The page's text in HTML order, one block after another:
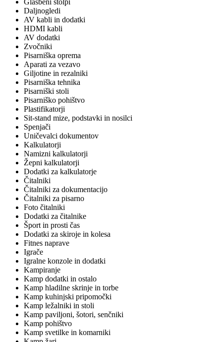
Glasbeni stolpi
Daljnogledi
AV kabli in dodatki
HDMI kabli
AV dodatki
Zvočniki
Pisarniška oprema
Aparati za vezavo
Giljotine in rezalniki
Pisarniška tehnika
Pisarniški stoli
Pisarniško pohištvo
Plastifikatorji
Sit-stand mize, podstavki in nosilci
Spenjači
Uničevalci dokumentov
Kalkulatorji
Namizni kalkulatorji
Žepni kalkulatorji
Dodatki za kalkulatorje
Čitalniki
Čitalniki za dokumentacijo
Čitalniki za pisarno
Foto čitalniki
Dodatki za čitalnike
Šport in prosti čas
Dodatki za skiroje in kolesa
Fitnes naprave
Igrače
Igralne konzole in dodatki
Kampiranje
Kamp dodatki in ostalo
Kamp hladilne skrinje in torbe
Kamp kuhinjski pripomočki
Kamp ležalniki in stoli
Kamp paviljoni, šotori, senčniki
Kamp pohištvo
Kamp svetilke in komarniki